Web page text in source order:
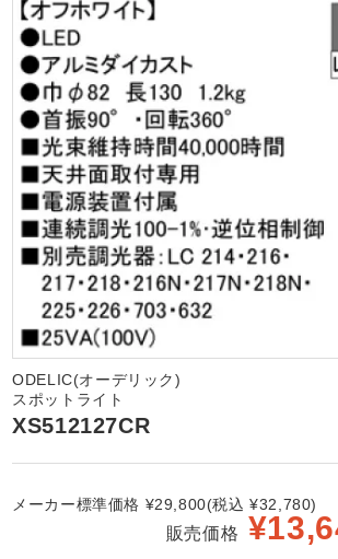
ODELIC(オーデリック)
スポットライト
XS512127CR
メーカー標準価格 ¥29,800(税込 ¥32,780)
販売価格 ¥